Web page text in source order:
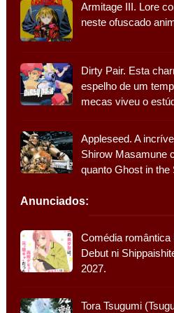
Armitage III. Lore
neste ofuscado
Dirty Pair. Esta
espelho de um
mecas viveu o
Appleseed. A
Shirow Masamune
quanto Ghost in the
Anunciados:
Comédia
Debut ni
2027.
Tora Tsugumi